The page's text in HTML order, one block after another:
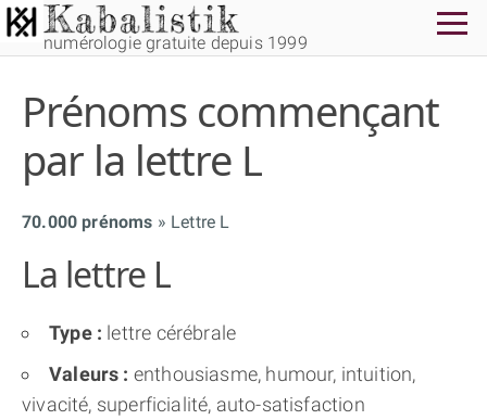
numérologie gratuite depuis 1999
Prénoms commençant
par la lettre L
70.000 prénoms Lettre L
La lettre L
Type : lettre cérébrale
Valeurs : enthousiasme, humour, intuition,
vivacité, superficialité, auto-satisfaction
THÈME GRATUIT
THÈME TEMPOREL